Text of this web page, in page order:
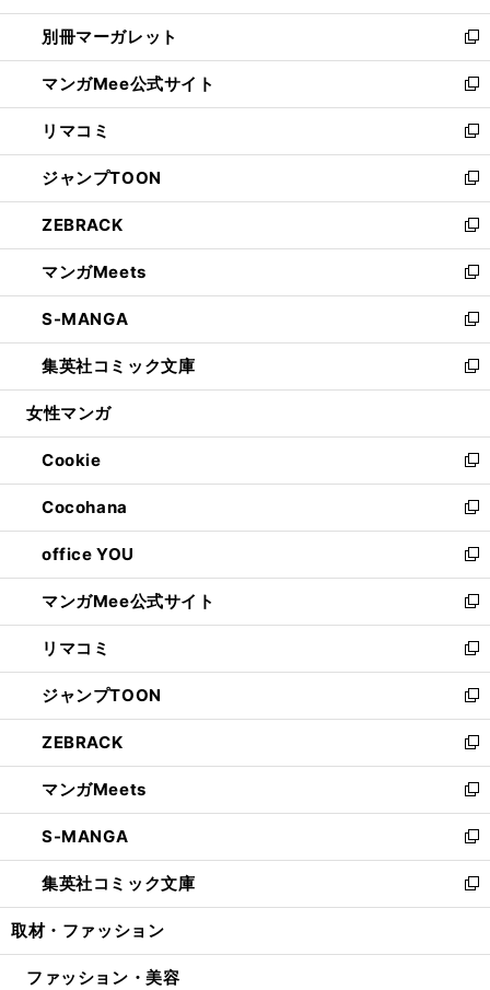
開
く
ウ
で
開
く
ウ
ィ
ン
ド
ウ
で
開
く
し
い
ウ
ィ
ン
ド
ウ
で
開
く
別冊マーガレット
新
し
い
ウ
ィ
ン
ド
ウ
で
開
く
マンガMee公式サイト
新
し
い
ウ
ィ
ン
ド
ウ
で
開
く
リマコミ
新
し
い
ウ
ィ
ン
ド
ウ
で
開
く
ジャンプTOON
新
し
い
ウ
ィ
ン
ド
ウ
で
開
ZEBRACK
新
し
い
ウ
ィ
ン
ド
ウ
開
く
マンガMeets
新
し
い
ウ
ィ
ン
ウ
で
開
く
S-MANGA
新
し
い
ウ
ン
ド
ウ
で
開
く
集英社コミック文庫
新
し
ウ
ィ
ン
ド
ウ
で
開
く
女性マンガ
Cookie
新
し
い
ウ
ィ
ン
ド
ウ
で
開
く
Cocohana
新
し
い
ウ
ィ
ン
ド
ウ
で
開
く
office YOU
新
し
い
ウ
ィ
ン
ド
ウ
で
開
く
マンガMee公式サイト
新
し
い
ウ
ィ
ン
ド
ウ
で
開
く
リマコミ
新
し
い
ウ
ィ
ン
ド
ウ
で
開
く
ジャンプTOON
新
し
い
ウ
ィ
ン
ド
ウ
で
開
ZEBRACK
新
し
い
ウ
ィ
ン
ド
ウ
開
マンガMeets
新
し
い
ウ
ィ
ン
ウ
S-MANGA
新
し
い
ウ
ン
集英社コミック文庫
新
し
ウ
取材・ファッション
ファッション・美容